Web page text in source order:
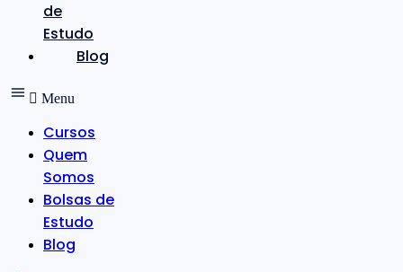
de
Estudo
Blog
Menu
Cursos
Quem
Somos
Bolsas de
Estudo
Blog